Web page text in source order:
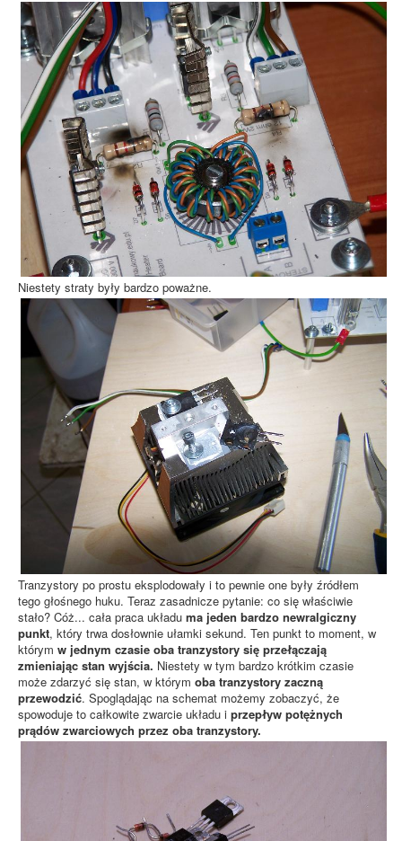
Niestety straty były bardzo poważne.
Tranzystory po prostu eksplodowały i to pewnie one były źródłem
tego głośnego huku. Teraz zasadnicze pytanie: co się właściwie
stało? Cóż... cała praca układu ma jeden bardzo newralgiczny
punkt, który trwa dosłownie ułamki sekund. Ten punkt to moment, w
którym w jednym czasie oba tranzystory się przełączają
zmieniając stan wyjścia. Niestety w tym bardzo krótkim czasie
może zdarzyć się stan, w którym oba tranzystory zaczną
przewodzić. Spoglądając na schemat możemy zobaczyć, że
spowoduje to całkowite zwarcie układu i przepływ potężnych
prądów zwarciowych przez oba tranzystory.